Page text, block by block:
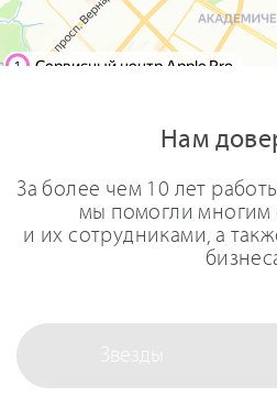
Нам
За более чем 10 лет
мы помогли многим
и их сотрудниками, а
Звезды